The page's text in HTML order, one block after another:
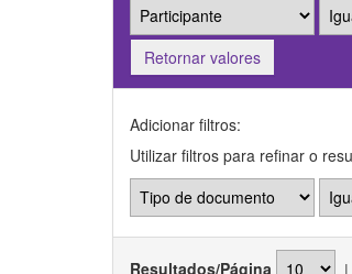
Retornar valores
Adicionar filtros:
Utilizar filtros para refinar o
Resultados/Página |